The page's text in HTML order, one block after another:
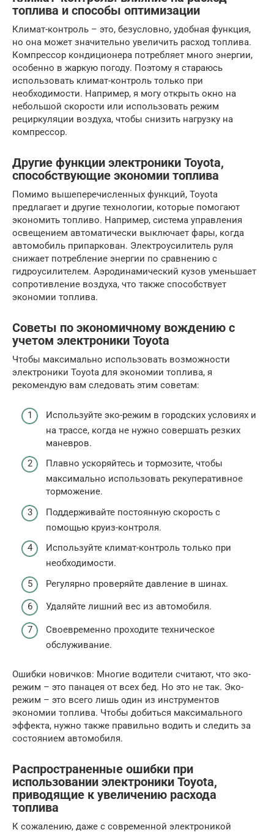
топлива и способы оптимизации
Климат-контроль – это, безусловно, удобная функция,
но она может значительно увеличить расход топлива.
Компрессор кондиционера потребляет много энергии,
особенно в жаркую погоду. Поэтому я стараюсь
использовать климат-контроль только при
необходимости. Например, я могу открыть окно на
небольшой скорости или использовать режим
рециркуляции воздуха, чтобы снизить нагрузку на
компрессор.
Другие функции электроники Toyota,
способствующие экономии топлива
Помимо вышеперечисленных функций, Toyota
предлагает и другие технологии, которые помогают
экономить топливо. Например, система управления
освещением автоматически выключает фары, когда
автомобиль припаркован. Электроусилитель руля
снижает потребление энергии по сравнению с
гидроусилителем. Аэродинамический кузов уменьшает
сопротивление воздуха, что также способствует
экономии топлива.
Советы по экономичному вождению с
учетом электроники Toyota
Чтобы максимально использовать возможности
электроники Toyota для экономии топлива, я
рекомендую вам следовать этим советам:
Используйте эко-режим в городских условиях и
на трассе, когда не нужно совершать резких
маневров.
Плавно ускоряйтесь и тормозите, чтобы
максимально использовать рекуперативное
торможение.
Поддерживайте постоянную скорость с
помощью круиз-контроля.
Используйте климат-контроль только при
необходимости.
Регулярно проверяйте давление в шинах.
Удаляйте лишний вес из автомобиля.
Своевременно проходите техническое
обслуживание.
Ошибки новичков: Многие водители считают, что эко-
режим – это панацея от всех бед. Но это не так. Эко-
режим – это всего лишь один из инструментов
экономии топлива. Чтобы добиться максимального
эффекта, нужно также правильно водить и следить за
состоянием автомобиля.
Распространенные ошибки при
использовании электроники Toyota,
приводящие к увеличению расхода
топлива
К сожалению, даже с современной электроникой